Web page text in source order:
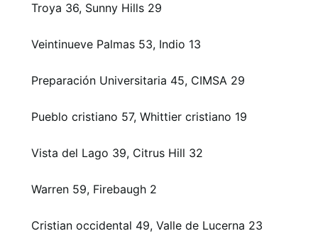
Troya 36, ​​Sunny Hills 29
Veintinueve Palmas 53, Indio 13
Preparación Universitaria 45, CIMSA 29
Pueblo cristiano 57, Whittier cristiano 19
Vista del Lago 39, Citrus Hill 32
Warren 59, Firebaugh 2
Cristian occidental 49, Valle de Lucerna 23